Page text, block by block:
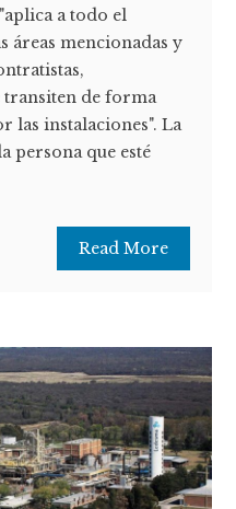
a todo el
áreas mencionadas y
transiten de forma
las instalaciones". La
persona que esté
Read More